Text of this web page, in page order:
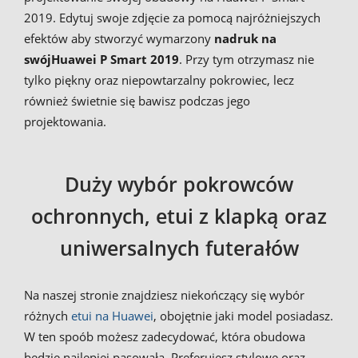
2019. Edytuj swoje zdjęcie za pomocą najróżniejszych
efektów aby stworzyć wymarzony nadruk na
swójHuawei P Smart 2019. Przy tym otrzymasz nie
tylko piękny oraz niepowtarzalny pokrowiec, lecz
również świetnie się bawisz podczas jego
projektowania.
Duży wybór pokrowców
ochronnych, etui z klapką oraz
uniwersalnych futerałów
Na naszej stronie znajdziesz niekończący się wybór
różnych etui na Huawei, obojętnie jaki model posiadasz.
W ten spoób możesz zadecydować, która obudowa